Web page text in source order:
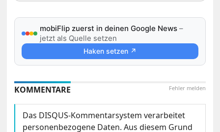
mobiFlip zuerst in deinen Google News –
jetzt als Quelle setzen
Haken setzen ↗
Fehler melden
KOMMENTARE
Das DISQUS-Kommentarsystem verarbeitet
personenbezogene Daten. Aus diesem Grund